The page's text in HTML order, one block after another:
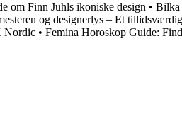
om Finn Juhls ikoniske design • Bilka
og designerlys – Et
Nordic • Femina Horoskop Guide: